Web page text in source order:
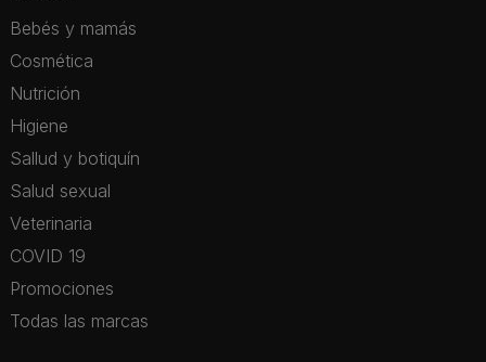
Bebés y mamás
Cosmética
Nutrición
Higiene
Sallud y botiquín
Salud sexual
Veterinaria
COVID 19
Promociones
Todas las marcas